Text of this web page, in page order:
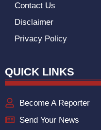
Contact Us
Disclaimer
Privacy Policy
QUICK LINKS
Become A Reporter
Send Your News